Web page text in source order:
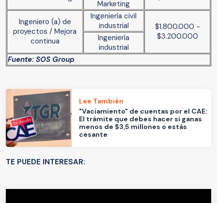
Marketing
Ingeniero (a) de
proyectos / Mejora
continua
Ingeniería civil
industrial
$1.800.000 -
$3.200.000
Ingeniería
industrial
Fuente: SOS Group
Lee También
"Vaciamiento" de cuentas por el CAE:
El trámite que debes hacer si ganas
menos de $3,5 millones o estás
cesante
TE PUEDE INTERESAR: